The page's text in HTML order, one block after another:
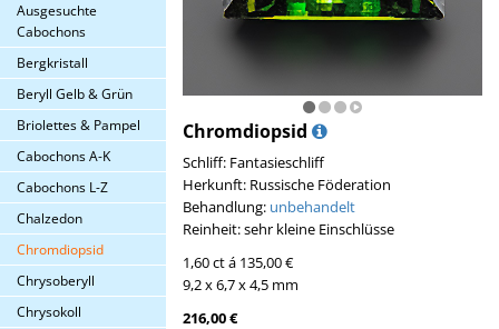
Ausgesuchte
Cabochons
Bergkristall
Beryll Gelb & Grün
Briolettes & Pampel
Cabochons A-K
Cabochons L-Z
Chalzedon
Chromdiopsid
Chrysoberyll
Chrysokoll
Chromdiopsid
Schliff: Fantasieschliff
Herkunft: Russische Föderation
Behandlung: unbehandelt
Reinheit: sehr kleine Einschlüsse
1,60 ct á 135,00 €
9,2 x 6,7 x 4,5 mm
216,00 €